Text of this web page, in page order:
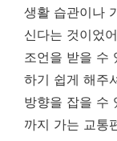
생활 습관이나
신다는 것이었
조언을 받을 수
하기 쉽게 해주
방향을 잡을 수
까지 가는 교통